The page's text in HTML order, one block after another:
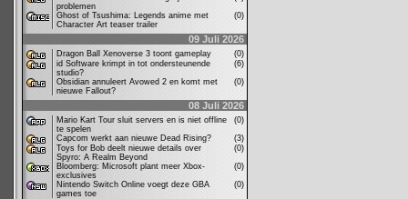
problemen
Ghost of Tsushima: Legends anime met
Character Art teaser trailer
(0)
09 Juli 2026
Dragon Ball Xenoverse 3 toont gameplay
(0)
id Software krimpt in tot ondersteunende
studio?
(6)
Obsidian annuleert Avowed 2 en komt met
nieuwe Fallout?
(0)
08 Juli 2026
Mario Kart Tour sluit servers en is niet offline
te spelen
(0)
Capcom werkt aan nieuwe Dead Rising?
(3)
Toys for Bob deelt nieuwe details over
Spyro: A Realm Beyond
(0)
Bloomberg: Microsoft plant meer Xbox-
exclusives
(0)
Nintendo Switch Online voegt deze GBA
games toe
(0)